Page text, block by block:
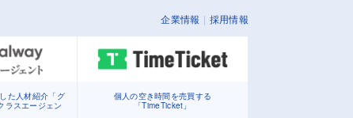
企業情報 採用情報
た人材紹介「グ
ラスエージェン
個人の空き時間を売買する
「TimeTicket」